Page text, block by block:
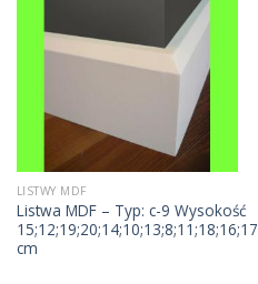
LISTWY MDF
Listwa MDF – Typ: c-9 Wysokość
15;12;19;20;14;10;13;8;11;18;16;17
cm